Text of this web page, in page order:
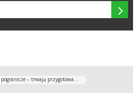

– trwają przygotowa...